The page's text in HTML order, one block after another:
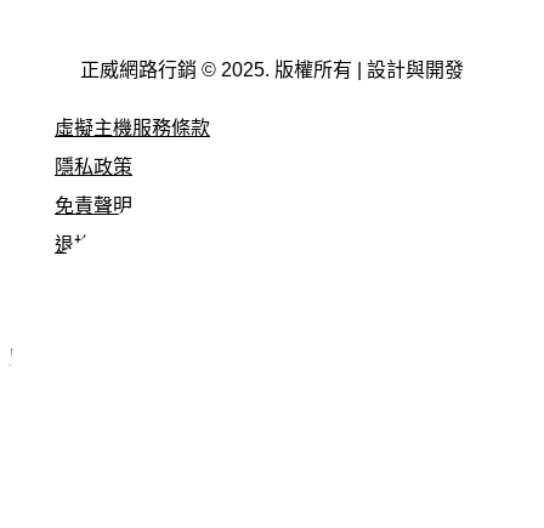
正威網路行銷 © 2025. 版權所有 | 設計與開發
虛擬主機服務條款
隱私政策
免責聲明
退換貨原則